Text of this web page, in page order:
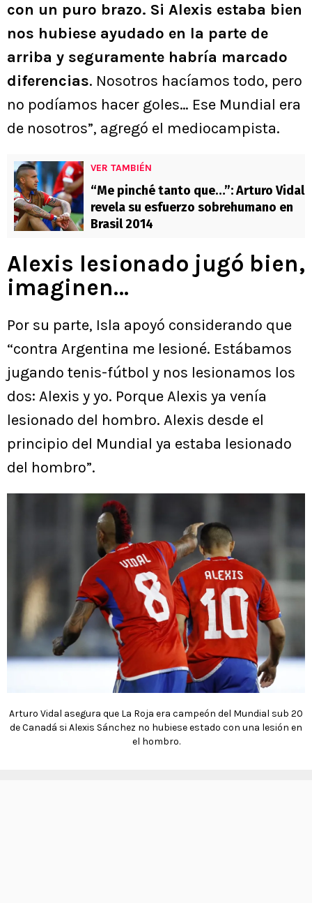
con un puro brazo. Si Alexis estaba bien
nos hubiese ayudado en la parte de
arriba y seguramente habría marcado
diferencias. Nosotros hacíamos todo, pero
no podíamos hacer goles… Ese Mundial era
de nosotros”, agregó el mediocampista.
VER TAMBIÉN
“Me pinché tanto que…”: Arturo Vidal
revela su esfuerzo sobrehumano en
Brasil 2014
Alexis lesionado jugó bien,
imaginen…
Por su parte, Isla apoyó considerando que
“contra Argentina me lesioné. Estábamos
jugando tenis-fútbol y nos lesionamos los
dos: Alexis y yo. Porque Alexis ya venía
lesionado del hombro. Alexis desde el
principio del Mundial ya estaba lesionado
del hombro”.
Arturo Vidal asegura que La Roja era campeón del Mundial sub 20
de Canadá si Alexis Sánchez no hubiese estado con una lesión en
el hombro.